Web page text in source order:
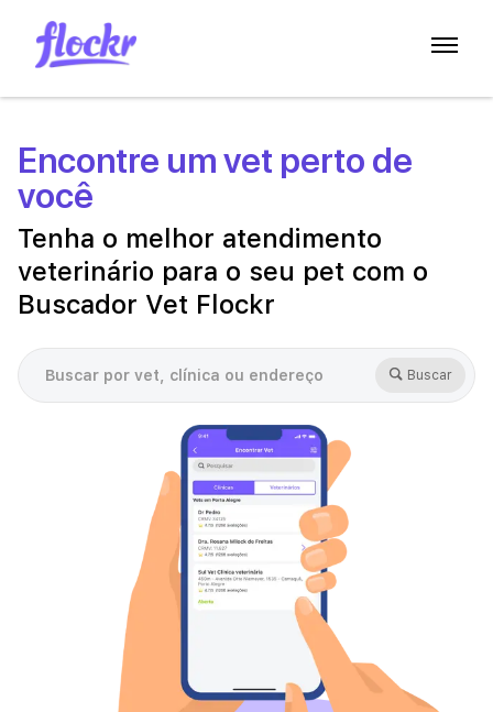
Encontre um vet perto de
você
Tenha o melhor atendimento
veterinário para o seu pet com o
Buscador Vet Flockr
Buscar